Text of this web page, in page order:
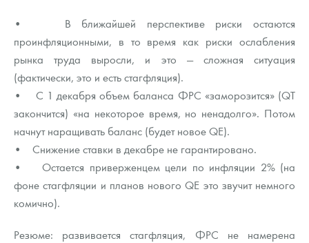
• В ближайшей перспективе риски остаются
проинфляционными, в то время как риски ослабления
рынка труда выросли, и это — сложная ситуация
(фактически, это и есть стагфляция).
• С 1 декабря объем баланса ФРС «заморозится» (QT
закончится) «на некоторое время, но ненадолго». Потом
начнут наращивать баланс (будет новое QE).
• Снижение ставки в декабре не гарантировано.
• Остается приверженцем цели по инфляции 2% (на
фоне стагфляции и планов нового QE это звучит немного
комично).
Резюме: развивается стагфляция, ФРС не намерена